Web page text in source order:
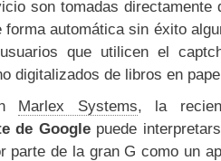
son tomadas directamente
forma automática sin éxito
que utilicen el
digitalizados de libros en
Marlex Systems, la
de Googlepuede
parte de la gran G como un